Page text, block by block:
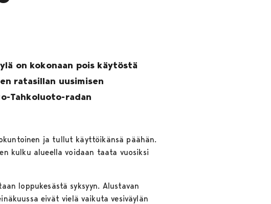
on kokonaan pois käytöstä
ratasillan uusimisen
Tahkoluoto-radan
ja tullut käyttöikänsä päähän.
kulku alueella voidaan taata vuosiksi
loppukesästä syksyyn. Alustavan
eivät vielä vaikuta vesiväylän